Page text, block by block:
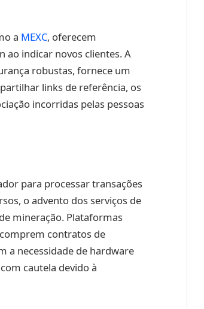
a MEXC, oferecem
ao indicar novos clientes. A
robustas, fornece um
links de referência, os
incorridas pelas pessoas
para processar transações
o advento dos serviços de
mineração. Plataformas
contratos de
a necessidade de hardware
cautela devido à